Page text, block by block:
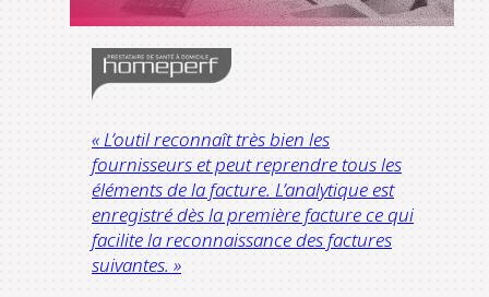
« L’outil reconnaît très bien les
fournisseurs et peut reprendre tous les
éléments de la facture. L’analytique est
enregistré dès la première facture ce qui
facilite la reconnaissance des factures
suivantes. »